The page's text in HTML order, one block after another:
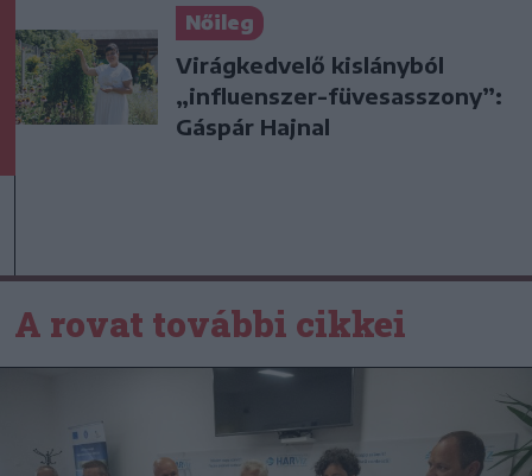
Nőileg
Virágkedvelő kislányból
„influenszer-füvesasszony”:
Gáspár Hajnal
A rovat további cikkei